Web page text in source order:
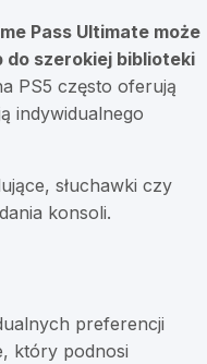
Pass Ultimate może
do szerokiej biblioteki
PS5 często oferują
indywidualnego
słuchawki czy
konsoli.
preferencji
który podnosi